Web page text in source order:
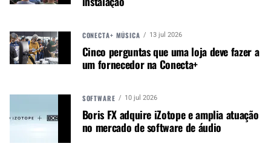
[/ot-video]
Autor: Redação M&M
Música &amp; Mercado é uma
negócios para o music business,
indústria de áudio profissional,
iluminação e instrumentos
CONECTA+ MÚSICA 13 jul 2026
Cinco perguntas que uma loja deve fazer a
um fornecedor na Conecta+
SOFTWARE 10 jul 2026
Boris FX adquire iZotope e amplia atuação
no mercado de software de áudio